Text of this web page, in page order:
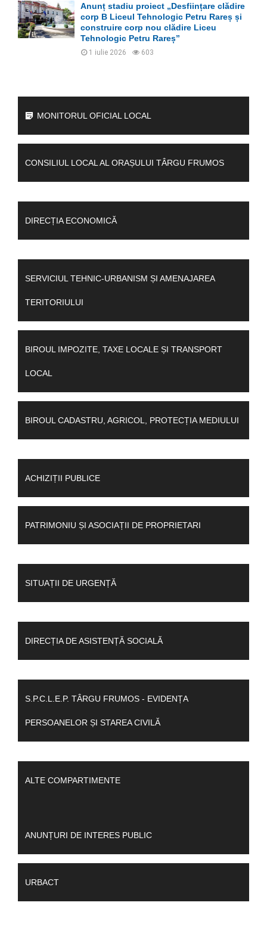
Anunț stadiu proiect „Desființare clădire
corp B Liceul Tehnologic Petru Rareș și
construire corp nou clădire Liceu
Tehnologic Petru Rareș”
1 iulie 2026 603
MONITORUL OFICIAL LOCAL
CONSILIUL LOCAL AL ORAȘULUI TÂRGU FRUMOS
DIRECȚIA ECONOMICĂ
SERVICIUL TEHNIC-URBANISM ȘI AMENAJAREA
TERITORIULUI
BIROUL IMPOZITE, TAXE LOCALE ȘI TRANSPORT
LOCAL
BIROUL CADASTRU, AGRICOL, PROTECȚIA MEDIULUI
ACHIZIȚII PUBLICE
PATRIMONIU ȘI ASOCIAȚII DE PROPRIETARI
SITUAȚII DE URGENȚĂ
DIRECȚIA DE ASISTENȚĂ SOCIALĂ
S.P.C.L.E.P. TÂRGU FRUMOS - EVIDENȚA
PERSOANELOR ȘI STAREA CIVILĂ
ALTE COMPARTIMENTE
ANUNȚURI DE INTERES PUBLIC
URBACT